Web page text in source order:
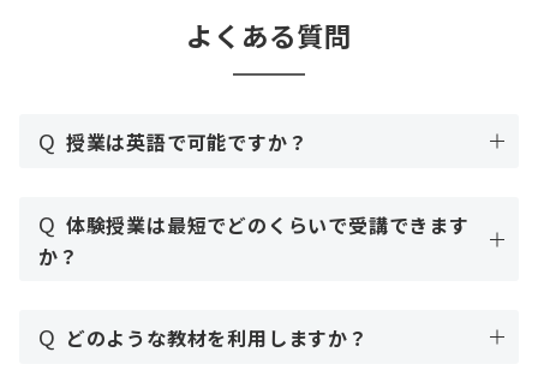
よくある質問
Q 授業は英語で可能ですか？
Q 体験授業は最短でどのくらいで受講できます
か？
Q どのような教材を利用しますか？